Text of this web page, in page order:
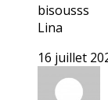
bisousss
Lina
16 juillet